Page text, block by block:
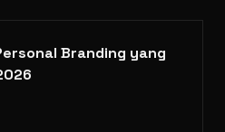
Branding yang